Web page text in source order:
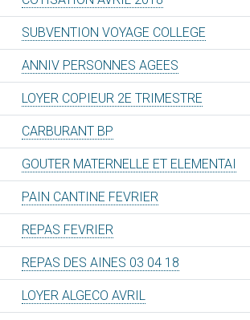
SUBVENTION VOYAGE COLLEGE
ANNIV PERSONNES AGEES
LOYER COPIEUR 2E TRIMESTRE
CARBURANT BP
GOUTER MATERNELLE ET ELEMENTAI
PAIN CANTINE FEVRIER
REPAS FEVRIER
REPAS DES AINES 03 04 18
LOYER ALGECO AVRIL